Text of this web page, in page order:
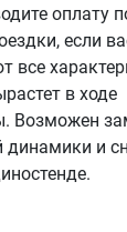
оплату
если
все
в ходе
Возможен
динамики и